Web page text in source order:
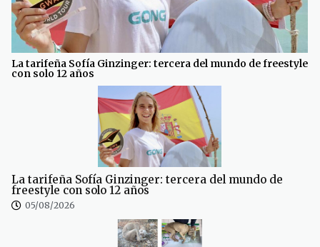
La tarifeña Sofía Ginzinger: tercera del mundo de freestyle
con solo 12 años
La tarifeña Sofía Ginzinger: tercera del mundo de
freestyle con solo 12 años
05/08/2026